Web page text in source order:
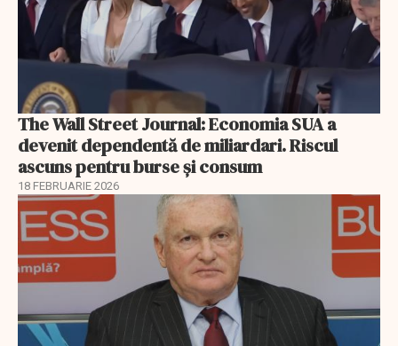
The Wall Street Journal: Economia SUA a
devenit dependentă de miliardari. Riscul
ascuns pentru burse și consum
18 FEBRUARIE 2026
EXCLUSIV